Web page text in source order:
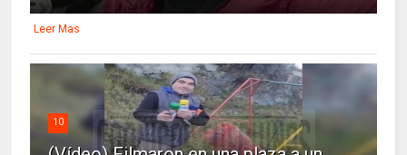
Leer Mas
10